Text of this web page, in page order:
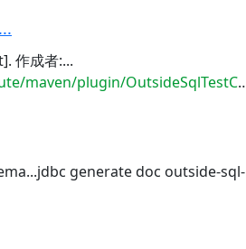
作成者:...
OutsideSqlTestCommandPlug...
generate doc outside-sql-